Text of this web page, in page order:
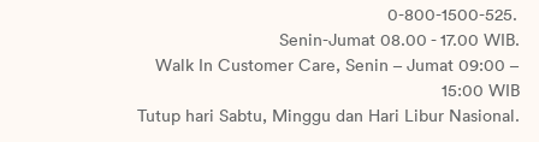
0-800-1500-525.
Senin-Jumat 08.00 - 17.00 WIB.
Walk In Customer Care, Senin – Jumat 09:00 –
15:00 WIB
Tutup hari Sabtu, Minggu dan Hari Libur Nasional.